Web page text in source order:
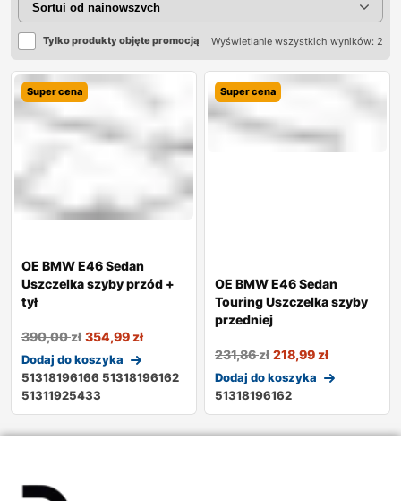
Tylko produkty objęte promocją Wyświetlanie wszystkich wyników: 2
Super cena
OE BMW E46 Sedan
Uszczelka szyby przód +
tył
390,00zł 354,99zł
Dodaj do koszyka
51318196166 51318196162
51311925433
Super cena
OE BMW E46 Sedan
Touring Uszczelka szyby
przedniej
231,86zł 218,99zł
Dodaj do koszyka
51318196162